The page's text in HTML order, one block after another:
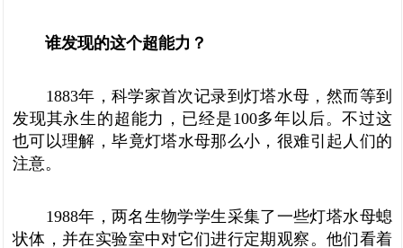
谁发现的这个超能力？
1883年，科学家首次记录到灯塔水母，然而等到
发现其永生的超能力，已经是100多年以后。不过这
也可以理解，毕竟灯塔水母那么小，很难引起人们的
注意。
1988年，两名生物学学生采集了一些灯塔水母螅
状体，并在实验室中对它们进行定期观察。他们看着